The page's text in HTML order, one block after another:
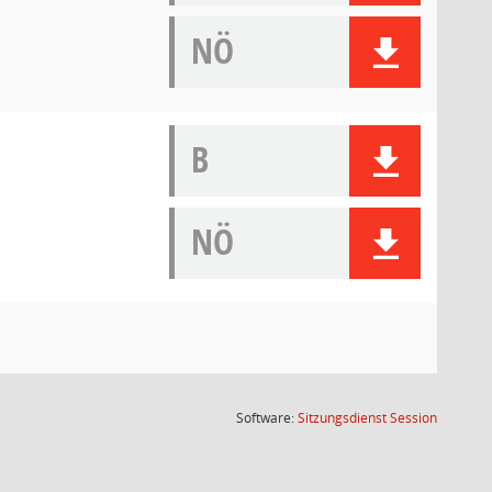
NÖ
B
NÖ
Software:SitzungsdienstSession(Wird in